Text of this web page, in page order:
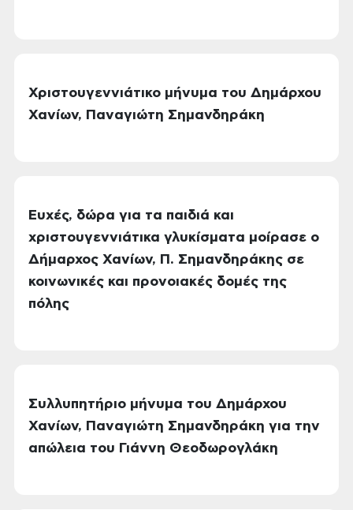
Χριστουγεννιάτικο μήνυμα του Δημάρχου
Χανίων, Παναγιώτη Σημανδηράκη
Ευχές, δώρα για τα παιδιά και
χριστουγεννιάτικα γλυκίσματα μοίρασε ο
Δήμαρχος Χανίων, Π. Σημανδηράκης σε
κοινωνικές και προνοιακές δομές της
πόλης
Συλλυπητήριο μήνυμα του Δημάρχου
Χανίων, Παναγιώτη Σημανδηράκη για την
απώλεια του Γιάννη Θεοδωρογλάκη